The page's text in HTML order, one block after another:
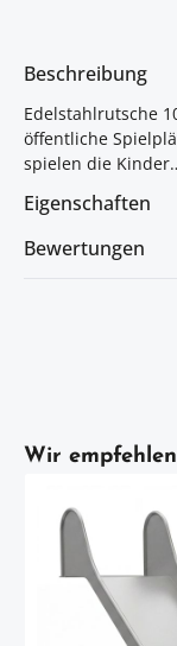
Beschreibung
Edelstahlrutsche
öffentliche
spielen die
Eigenschaften
Bewertungen
Artikelgalerie
Wir